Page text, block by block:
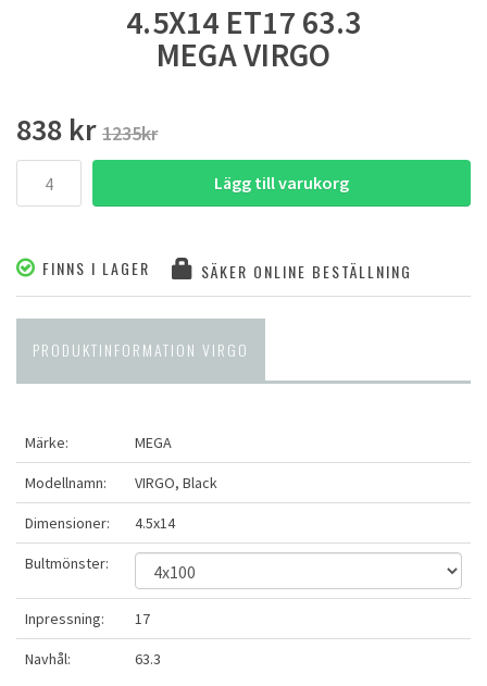
4.5X14 ET17 63.3
MEGA VIRGO
838 kr 1235kr
Lägg till varukorg
FINNS I LAGER SÄKER ONLINE BESTÄLLNING
PRODUKTINFORMATION VIRGO
Märke: MEGA
Modellnamn: VIRGO, Black
Dimensioner: 4.5x14
Bultmönster:
Inpressning: 17
Navhål: 63.3